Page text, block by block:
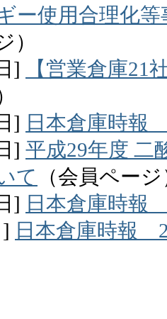
ー使用合理化
）
]
【営業倉庫21
] 日本倉庫時報
] 平成29年度 二
て
（会員ペー
] 日本倉庫時報
日本倉庫時報